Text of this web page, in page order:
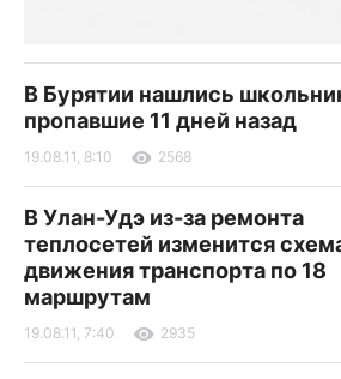
В Бурятии нашлись
пропавшие 11 дней назад
19.08.11, 8:10 2568
В Улан-Удэ из-за ремонта
теплосетей изменится
движения транспорта по 18
маршрутам
19.08.11, 7:40 2935